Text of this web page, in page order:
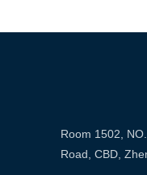
Room 1502,
Road, CBD,